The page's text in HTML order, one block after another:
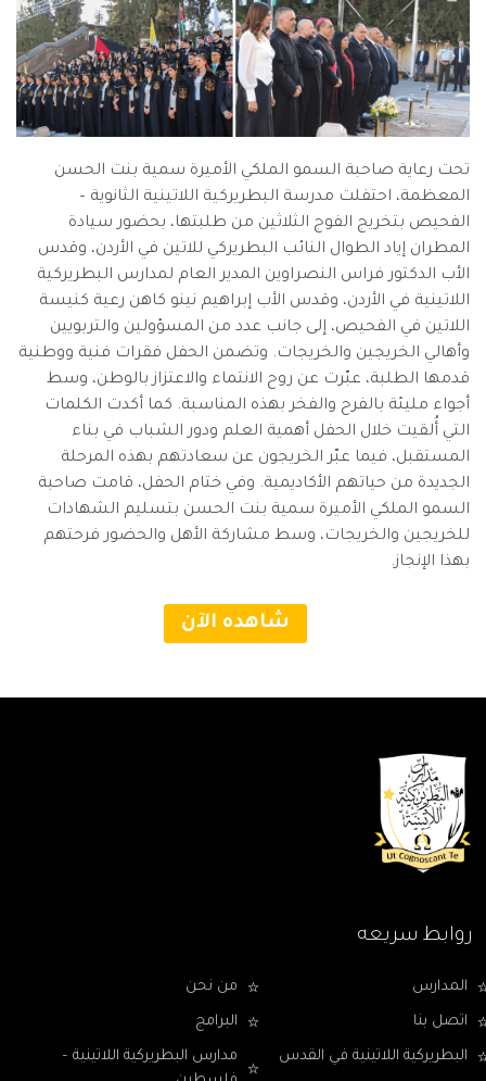
تحت رعاية صاحبة السمو الملكي الأميرة سمية بنت الحسن
المعظمة، احتفلت مدرسة البطريركية اللاتينية الثانوية –
الفحيص بتخريج الفوج الثلاثين من طلبتها، بحضور سيادة
المطران إياد الطوال النائب البطريركي للاتين في الأردن، وقدس
الأب الدكتور فراس النصراوين المدير العام لمدارس البطريركية
اللاتينية في الأردن، وقدس الأب إبراهيم نينو كاهن رعية كنيسة
اللاتين في الفحيص، إلى جانب عدد من المسؤولين والتربويين
وأهالي الخريجين والخريجات. وتضمن الحفل فقرات فنية ووطنية
قدمها الطلبة، عبّرت عن روح الانتماء والاعتزاز بالوطن، وسط
أجواء مليئة بالفرح والفخر بهذه المناسبة. كما أكدت الكلمات
التي أُلقيت خلال الحفل أهمية العلم ودور الشباب في بناء
المستقبل، فيما عبّر الخريجون عن سعادتهم بهذه المرحلة
الجديدة من حياتهم الأكاديمية. وفي ختام الحفل، قامت صاحبة
السمو الملكي الأميرة سمية بنت الحسن بتسليم الشهادات
للخريجين والخريجات، وسط مشاركة الأهل والحضور فرحتهم
بهذا الإنجاز.
شاهده الآن
روابط سريعه
من نحن المدارس
البرامج اتصل بنا
مدارس البطريركية اللاتينية –
البطريركية اللاتينية في القدس